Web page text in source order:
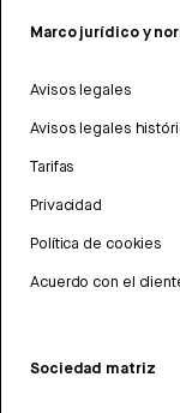
Marco jurídico y
Avisos legales
Avisos legales
Tarifas
Privacidad
Política de cookies
Acuerdo con el
Sociedad matriz